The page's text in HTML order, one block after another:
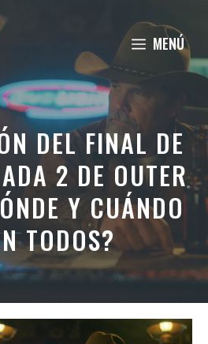
MENÚ
DEL FINAL DE
2 DE OUTER
Y CUÁNDO
TODOS?